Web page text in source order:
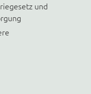
und